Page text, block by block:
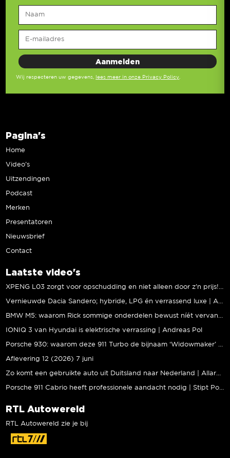
Wij respecteren uw gegevens, lees meer in onze Privacy Policy.
Pagina's
Home
Video’s
Uitzendingen
Podcast
Merken
Presentatoren
Nieuwsbrief
Contact
Laatste video's
XPENG L03 zorgt voor opschudding en niet alleen door z’n prijs! | Jeroen Mul
Vernieuwde Dacia Sandero; hybride, LPG én verrassend luxe | Andreas Pol
BMW M5: waarom Rick sommige onderdelen bewust níét vervangt | Stipt Polish Point
IONIQ 3 van Hyundai is elektrische verrassing | Andreas Pol
Porsche 930: waarom deze 911 Turbo de bijnaam ‘Widowmaker’ kreeg | Gallery Aaldering
Aflevering 12 (2026) 7 juni
Zo komt een gebruikte auto uit Duitsland naar Nederland | Allard Kalff
Porsche 911 Cabrio heeft professionele aandacht nodig | Stipt Polish Point
RTL Autowereld
RTL Autowereld zie je bij